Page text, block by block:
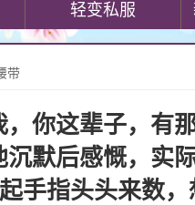
轻变私服
带
，你这辈子，有
沉默后感慨，实
手指头头来数